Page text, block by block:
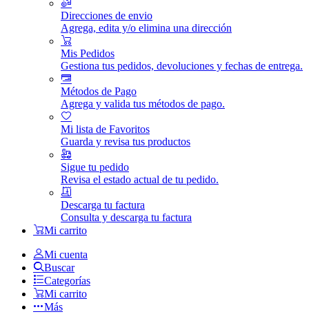
Direcciones de envio
Agrega, edita y/o elimina una dirección
Mis Pedidos
Gestiona tus pedidos, devoluciones y fechas de entrega.
Métodos de Pago
Agrega y valida tus métodos de pago.
Mi lista de Favoritos
Guarda y revisa tus productos
Sigue tu pedido
Revisa el estado actual de tu pedido.
Descarga tu factura
Consulta y descarga tu factura
Mi carrito
Mi cuenta
Buscar
Categorías
Mi carrito
Más